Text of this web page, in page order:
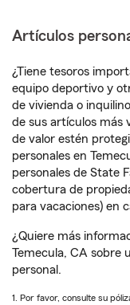
Artículos
¿Tiene tesoros
equipo deportivo y
de vivienda o
de sus artículos más
de valor estén
personales en
personales de State
cobertura de
para vacaciones) en
¿Quiere más
Temecula, CA sobre
personal.
1. Por favor, consulte su